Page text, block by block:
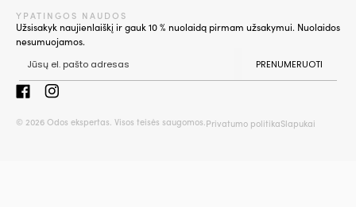
YPATINGOS NAUDOS
Užsisakyk naujienlaiškį ir gauk 10 % nuolaidą pirmam užsakymui. Nuolaidos
nesumuojamos.
PRENUMERUOTI
© 2026 Odos ekspertas. Visos teisės saugomos. Privatumo politikaSlapukai